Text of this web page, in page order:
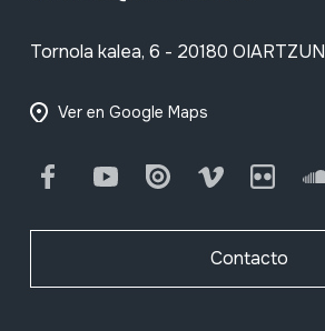
Tornola kalea, 6 - 20180 OIARTZUN
Ver en Google Maps
FacebookYoutube Issuu Vimeo Flickr
Contacto